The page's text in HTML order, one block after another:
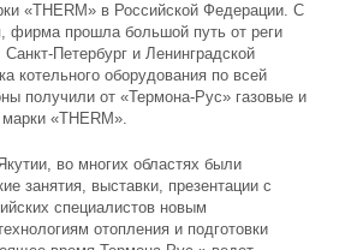
«THERM» в Российской Федерации. С
фирма прошла большой путь от реги
Петербург и Ленинградской
котельного оборудования по всей
получили от «Термона-Рус» газовые и
«THERM».
во многих областях были
занятия, выставки, презентации с
специалистов новым
отопления и подготовки